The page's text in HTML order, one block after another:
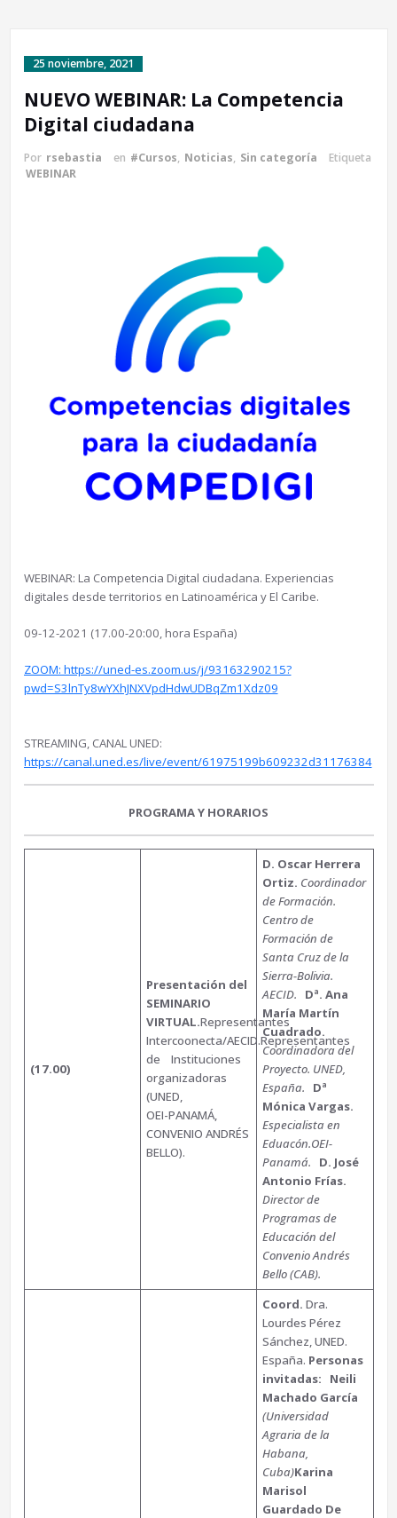
25 noviembre, 2021
NUEVO WEBINAR: La Competencia
Digital ciudadana
Por rsebastia en #Cursos, Noticias, Sin categoría
Etiqueta
WEBINAR
WEBINAR: La Competencia Digital ciudadana. Experiencias
digitales desde territorios en Latinoamérica y El Caribe.
09-12-2021 (17.00-20:00, hora España)
ZOOM: https://uned-es.zoom.us/j/93163290215?
pwd=S3lnTy8wYXhJNXVpdHdwUDBqZm1Xdz09
STREAMING, CANAL UNED:
https://canal.uned.es/live/event/61975199b609232d31176384
PROGRAMA Y HORARIOS
(17.00)
Presentación del
SEMINARIO
VIRTUAL.Representantes
Intercoonecta/AECID.Representantes
de Instituciones
organizadoras
(UNED,
OEI-PANAMÁ,
CONVENIO ANDRÉS
BELLO).
D. Oscar Herrera
Ortiz. Coordinador
de Formación.
Centro de
Formación de
Santa Cruz de la
Sierra-Bolivia.
AECID.
Dª. Ana
María Martín
Cuadrado.
Coordinadora del
Proyecto. UNED,
España.
Dª
Mónica Vargas.
Especialista en
Eduacón.OEI-
Panamá.
D. José
Antonio Frías.
Director de
Programas de
Educación del
Convenio Andrés
Bello (CAB).
Coord.Dra.
Lourdes Pérez
Sánchez, UNED.
España. Personas
invitadas:
Neili
Machado García
(Universidad
Agraria de la
Habana,
Cuba)Karina
Marisol
Guardado De